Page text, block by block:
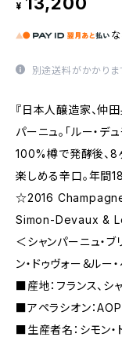
¥
な
別途送料がかかりま
『日本人醸造家、仲
パーニュ。「ルー・
100%樽で発酵後、8
楽しめる辛口。年間
☆2016
Simon-Devaux &
＜シャンパーニュ・ブ
ン・ドゥヴォー＆ルー
■産地：フランス、シ
■アペラシオン：
■生産者名：シモン・